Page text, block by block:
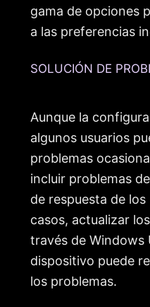
gama de opciones
a las preferencias
SOLUCIÓN DE
Aunque la
algunos usuarios
problemas
incluir problemas
de respuesta de
casos, actualizar
través de Windows
dispositivo puede
los problemas.